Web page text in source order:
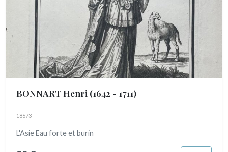
BONNART Henri (1642 - 1711)
18673
L'Asie Eau forte et burin